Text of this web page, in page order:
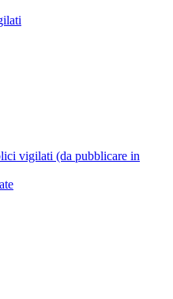
vigilati (da pubblicare in